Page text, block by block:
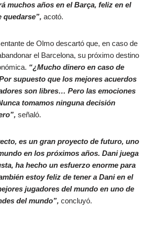
muchos años en el Barça, feliz en el
quedarse”, acotó.
de Olmo descartó que, en caso de
el Barcelona, su próximo destino
“¿Mucho dinero en caso de
supuesto que los mejores acuerdos
son libres… Pero las emociones
tomamos ninguna decisión
señaló.
es un gran proyecto de futuro, uno
en los próximos años. Dani juega
ha hecho un esfuerzo enorme para
estoy feliz de tener a Dani en el
jugadores del mundo en uno de
del mundo”, concluyó.